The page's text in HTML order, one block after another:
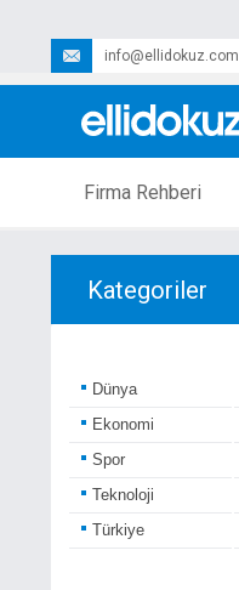
info@ellidokuz.com
Firma Rehberi
Kategoriler
Dünya
Ekonomi
Spor
Teknoloji
Türkiye